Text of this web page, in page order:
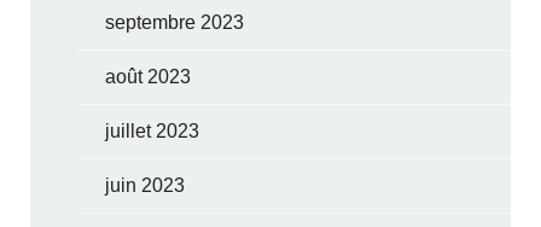
septembre 2023
août 2023
juillet 2023
juin 2023